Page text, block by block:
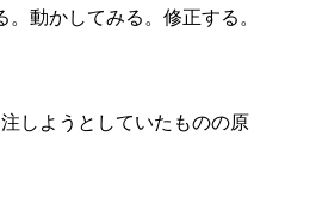
。動かしてみる。修正する。
しようとしていたものの原